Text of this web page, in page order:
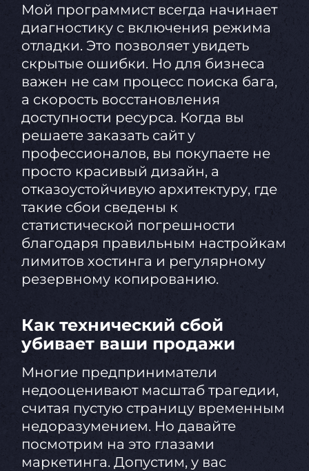
Мой программист всегда начинает
диагностику с включения режима
отладки. Это позволяет увидеть
скрытые ошибки. Но для бизнеса
важен не сам процесс поиска бага,
а скорость восстановления
доступности ресурса. Когда вы
решаете заказать сайт у
профессионалов, вы покупаете не
просто красивый дизайн, а
отказоустойчивую архитектуру, где
такие сбои сведены к
статистической погрешности
благодаря правильным настройкам
лимитов хостинга и регулярному
резервному копированию.
Как технический сбой
убивает ваши продажи
Многие предприниматели
недооценивают масштаб трагедии,
считая пустую страницу временным
недоразумением. Но давайте
посмотрим на это глазами
маркетинга. Допустим, у вас